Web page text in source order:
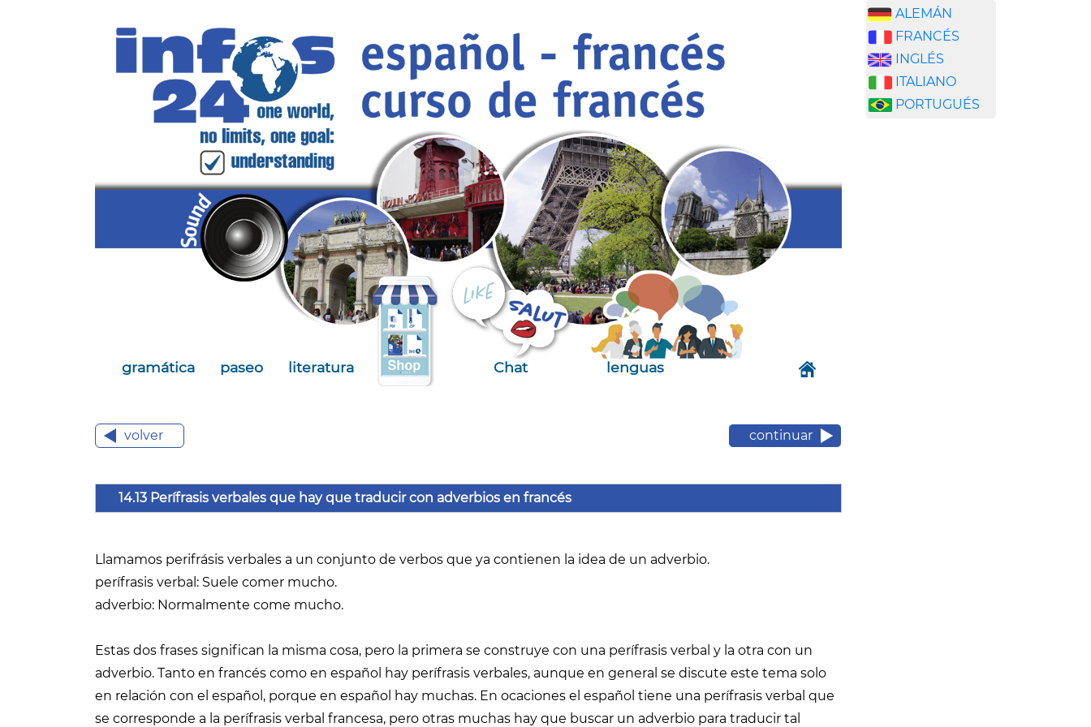
gramática paseo literatura Chat lenguas
volver continuar
14.13 Perífrasis verbales que hay que traducir con adverbios en francés
Llamamos perifrásis verbales a un conjunto de verbos que ya contienen la idea de un adverbio.
perífrasis verbal: Suele comer mucho.
adverbio: Normalmente come mucho.
Estas dos frases significan la misma cosa, pero la primera se construye con una perífrasis verbal y la otra con un
adverbio. Tanto en francés como en español hay perífrasis verbales, aunque en general se discute este tema solo
en relación con el español, porque en español hay muchas. En ocaciones el español tiene una perífrasis verbal que
se corresponde a la perífrasis verbal francesa, pero otras muchas hay que buscar un adverbio para traducir tal
ALEMÁN
FRANCÉS
INGLÉS
ITALIANO
PORTUGUÉS